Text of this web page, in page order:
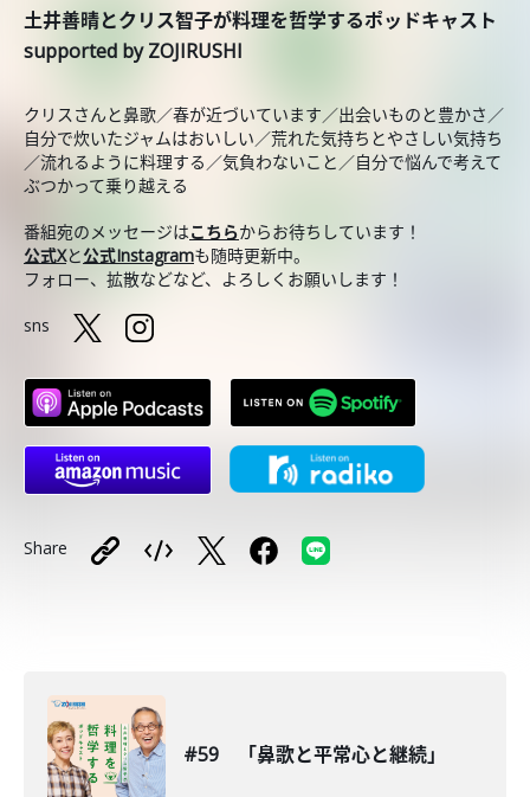
土井善晴とクリス智子が料理を哲学するポッドキャスト
supported by ZOJIRUSHI
クリスさんと鼻歌／春が近づいています／出会いものと豊かさ／
自分で炊いたジャムはおいしい／荒れた気持ちとやさしい気持ち
／流れるように料理する／気負わないこと／自分で悩んで考えて
ぶつかって乗り越える
番組宛のメッセージはこちらからお待ちしています！
公式Xと公式Instagramも随時更新中。
フォロー、拡散などなど、よろしくお願いします！
sns
Share
#59 「鼻歌と平常心と継続」